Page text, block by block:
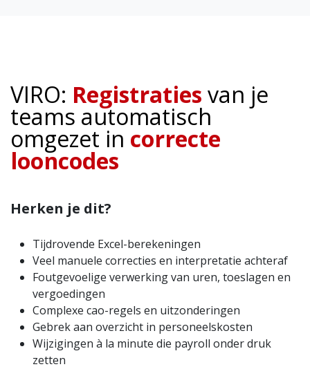
VIRO: Registraties van je
teams automatisch
omgezet in correcte
looncodes
Herken je dit?
Tijdrovende Excel-berekeningen
Veel manuele correcties en interpretatie achteraf
Foutgevoelige verwerking van uren, toeslagen en
vergoedingen
Complexe cao-regels en uitzonderingen
Gebrek aan overzicht in personeelskosten
Wijzigingen à la minute die payroll onder druk
zetten